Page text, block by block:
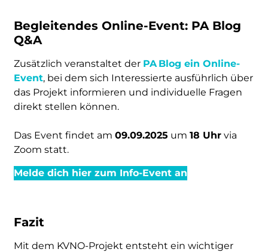
Begleitendes Online-Event: PA Blog
Q&A
Zusätzlich veranstaltet der PA Blog ein Online-
Event, bei dem sich Interessierte ausführlich über
das Projekt informieren und individuelle Fragen
direkt stellen können.
Das Event findet am09.09.2025 um18 Uhr via
Zoom statt.
Melde dich hier zum Info-Event an
Fazit
Mit dem KVNO-Projekt entsteht ein wichtiger